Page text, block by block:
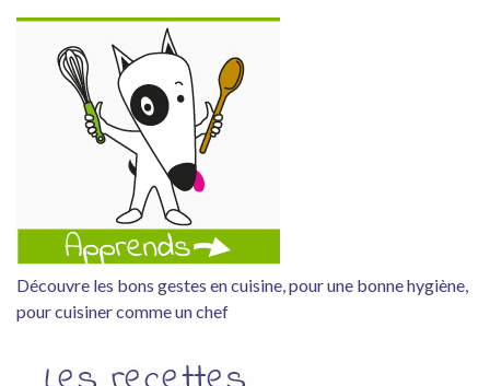
Découvre les bons gestes en cuisine, pour une bonne hygiène,
pour cuisiner comme un chef